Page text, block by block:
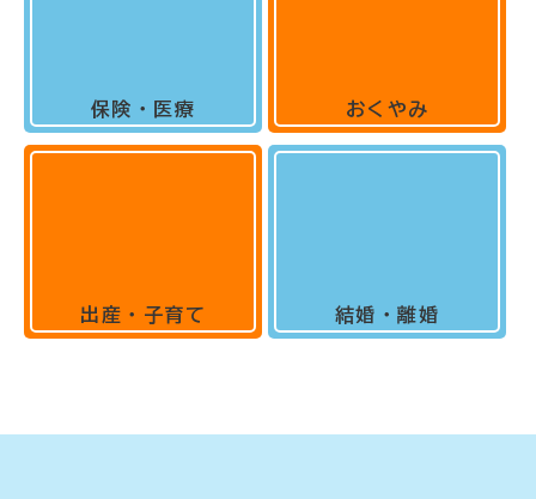
保険・医療
出産・子育て
おくやみ
結婚・離婚